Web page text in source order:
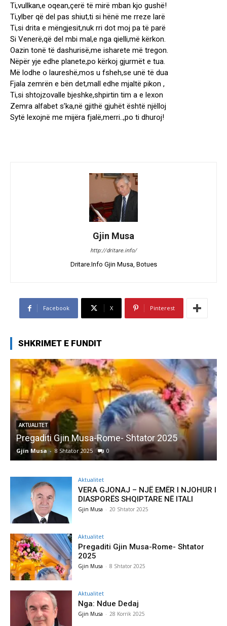
Ti,vullkan,e oqean,çerë të mirë mban kjo gushë!
Ti,ylber që del pas shiut,ti si hënë me rreze larë
Ti,si drita e mëngjesit,nuk rri dot moj pa të parë
Si Venerë,që del mbi mal,e nga qielli,më kërkon.
Oazin tonë të dashurisë,me isharete më tregon.
Nëpër yje edhe planete,po kërkoj gjurmët e tua.
Më lodhe o laureshë,mos u fsheh,se unë të dua
Fjala zemrën e bën det,mall edhe mjaltë pikon ,
Ti,si shtojzovalle bjeshke,shpirtin tim a e lexon
Zemra alfabet s’ka,në gjithë gjuhët është njëlloj
Sytë lexojnë me mijëra fjalë,merri..,po ti dhuroj!
Gjin Musa
http://dritare.info/
Dritare.Info Gjin Musa, Botues
Facebook X Pinterest
SHKRIMET E FUNDIT
AKTUALITET
Pregaditi Gjin Musa-Rome- Shtator 2025
Gjin Musa - 8 Shtator 2025 0
Aktualitet
VERA GJONAJ – NJË EMËR I NJOHUR I
DIASPORËS SHQIPTARE NË ITALI
Gjin Musa - 20 Shtator 2025
Aktualitet
Pregaditi Gjin Musa-Rome- Shtator
2025
Gjin Musa - 8 Shtator 2025
Aktualitet
Nga: Ndue Dedaj
Gjin Musa - 28 Korrik 2025